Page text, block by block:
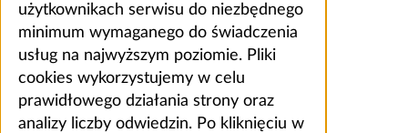
użytkownikach serwisu do niezbędnego
minimum wymaganego do świadczenia
usług na najwyższym poziomie. Pliki
cookies wykorzystujemy w celu
prawidłowego działania strony oraz
analizy liczby odwiedzin. Po kliknięciu w